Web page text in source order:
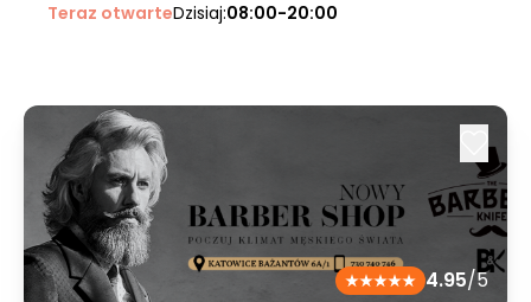
Teraz otwarteDzisiaj:08:00-20:00
4.95/5